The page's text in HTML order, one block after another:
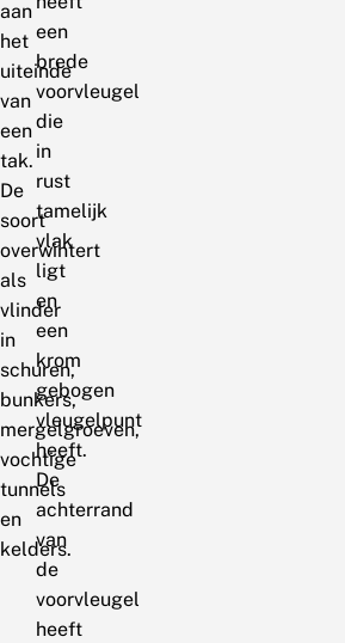
aan
het
uiteinde
van
een
tak.
De
soort
overwintert
als
vlinder
in
schuren,
bunkers,
mergelgroeven,
vochtige
tunnels
en
kelders.
een
brede
voorvleugel
die
in
rust
tamelijk
vlak
ligt
en
een
krom
gebogen
vleugelpunt
heeft.
De
achterrand
van
de
voorvleugel
heeft